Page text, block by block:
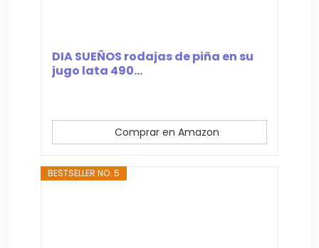
DIA SUEÑOS rodajas de piña en su
jugo lata 490...
Comprar en Amazon
BESTSELLER NO. 5